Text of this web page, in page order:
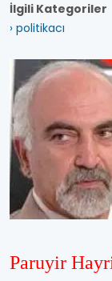
İlgili Kategoriler
› politikacı
Paruyir